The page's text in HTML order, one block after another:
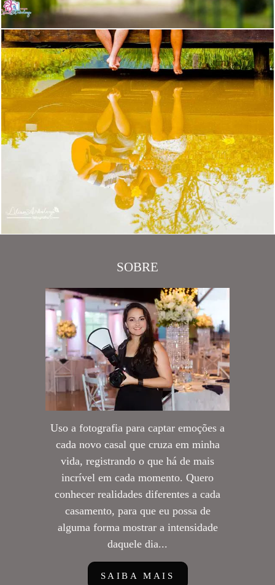
SOBRE
Uso a fotografia para captar emoções a
cada novo casal que cruza em minha
vida, registrando o que há de mais
incrível em cada momento. Quero
conhecer realidades diferentes a cada
casamento, para que eu possa de
alguma forma mostrar a intensidade
daquele dia...
SAIBA MAIS